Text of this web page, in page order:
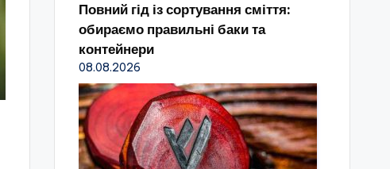
Повний гід із сортування сміття:
обираємо правильні баки та
контейнери
08.08.2026